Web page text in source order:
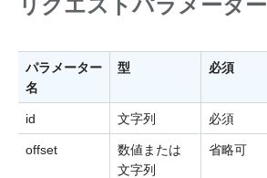
パラメーター
名
型 必須
id 文字列 必須
offset
数値または
文字列
省略可